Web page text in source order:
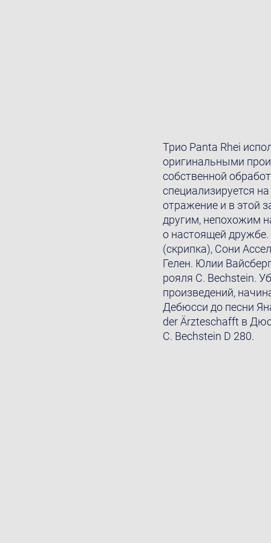
Трио Panta Rhei
оригинальными
собственной
специализируется
отражение и в этой
другим, непохожим
о настоящей
(скрипка), Сони
Гелен. Юлии
рояля C. Bechstein.
произведений,
Дебюсси до песни
der Ärzteschafft в
C. Bechstein D 280.